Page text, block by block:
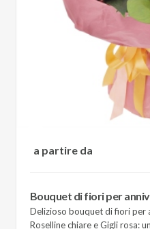
a partire da
Bouquet di fiori per
Delizioso bouquet di fiori per
Roselline chiare e Gigli rosa: